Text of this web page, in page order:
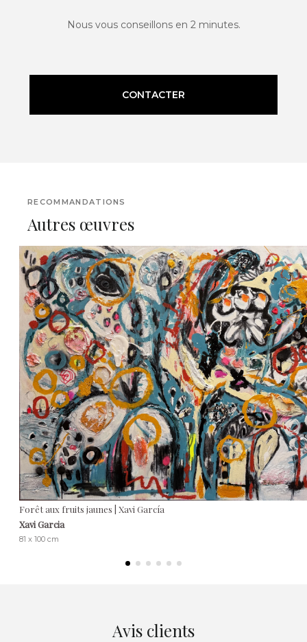
Nous vous conseillons en 2 minutes.
CONTACTER
RECOMMANDATIONS
Autres œuvres
Forêt aux fruits jaunes | Xavi García
Xavi Garcia
81 x 100 cm
Avis clients